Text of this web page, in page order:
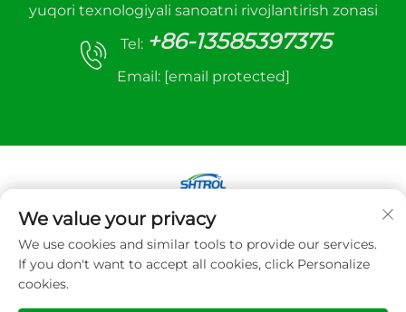
yuqori texnologiyali sanoatni rivojlantirish zonasi
Tel: +86-13585397375
Email: [email protected]
Mualliflik huquqi © 2025 Xuzhou sanhe avtomatik
boshqaruv uskunalari Co.,LTD. Barcha huquqlar
himoyalangan
We value your privacy
We use cookies and similar tools to provide our services.
If you don't want to accept all cookies, click Personalize
cookies.